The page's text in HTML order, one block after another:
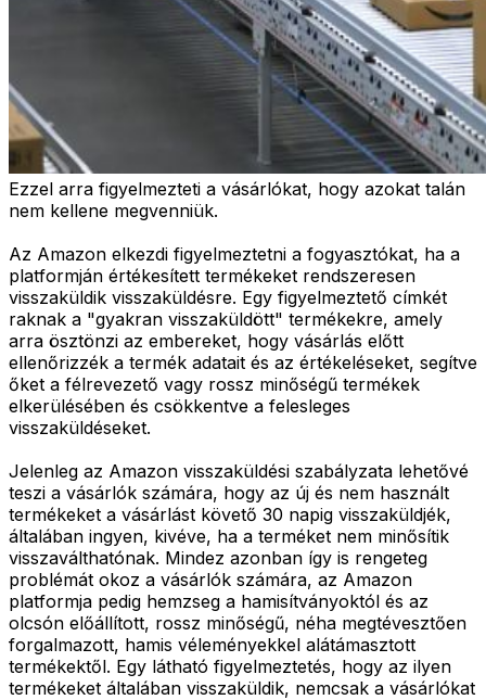
Ezzel arra figyelmezteti a vásárlókat, hogy azokat talán
nem kellene megvenniük.
Az Amazon elkezdi figyelmeztetni a fogyasztókat, ha a
platformján értékesített termékeket rendszeresen
visszaküldik visszaküldésre. Egy figyelmeztető címkét
raknak a "gyakran visszaküldött" termékekre, amely
arra ösztönzi az embereket, hogy vásárlás előtt
ellenőrizzék a termék adatait és az értékeléseket, segítve
őket a félrevezető vagy rossz minőségű termékek
elkerülésében és csökkentve a felesleges
visszaküldéseket.
Jelenleg az Amazon visszaküldési szabályzata lehetővé
teszi a vásárlók számára, hogy az új és nem használt
termékeket a vásárlást követő 30 napig visszaküldjék,
általában ingyen, kivéve, ha a terméket nem minősítik
visszaválthatónak. Mindez azonban így is rengeteg
problémát okoz a vásárlók számára, az Amazon
platformja pedig hemzseg a hamisítványoktól és az
olcsón előállított, rossz minőségű, néha megtévesztően
forgalmazott, hamis véleményekkel alátámasztott
termékektől. Egy látható figyelmeztetés, hogy az ilyen
termékeket általában visszaküldik, nemcsak a vásárlókat